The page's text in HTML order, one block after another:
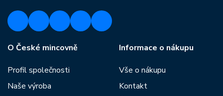
O České mincovně
Profil společnosti
Naše výroba
Informace o nákupu
Vše o nákupu
Kontakt